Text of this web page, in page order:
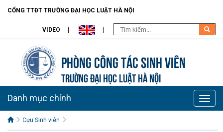
CỔNG TTĐT TRƯỜNG ĐẠI HỌC LUẬT HÀ NỘI
VIDEO
Phòng Công tác sinh viên
TRƯỜNG ĐẠI HỌC LUẬT HÀ NỘI
Toggle
Danh mục chính
Cựu Sinh viên